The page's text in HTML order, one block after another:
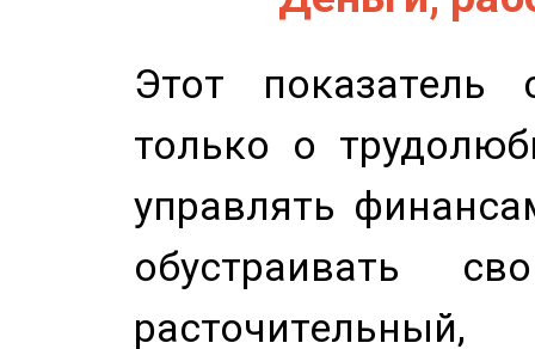
Этот показатель
только о
управлять
обустраивать